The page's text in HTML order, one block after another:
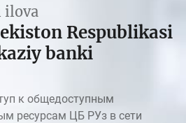
ilova
Respublikasi
banki
к общедоступным
ресурсам ЦБ РУз в сети